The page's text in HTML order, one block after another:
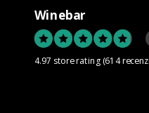
Winebar
4.97 store rating (614